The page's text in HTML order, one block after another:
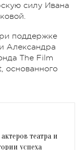
силу Ивана
поддержке
Александра
The Film
основанного
театра и
успеха